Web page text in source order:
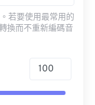
若要使用最常用的
換而不重新編碼音